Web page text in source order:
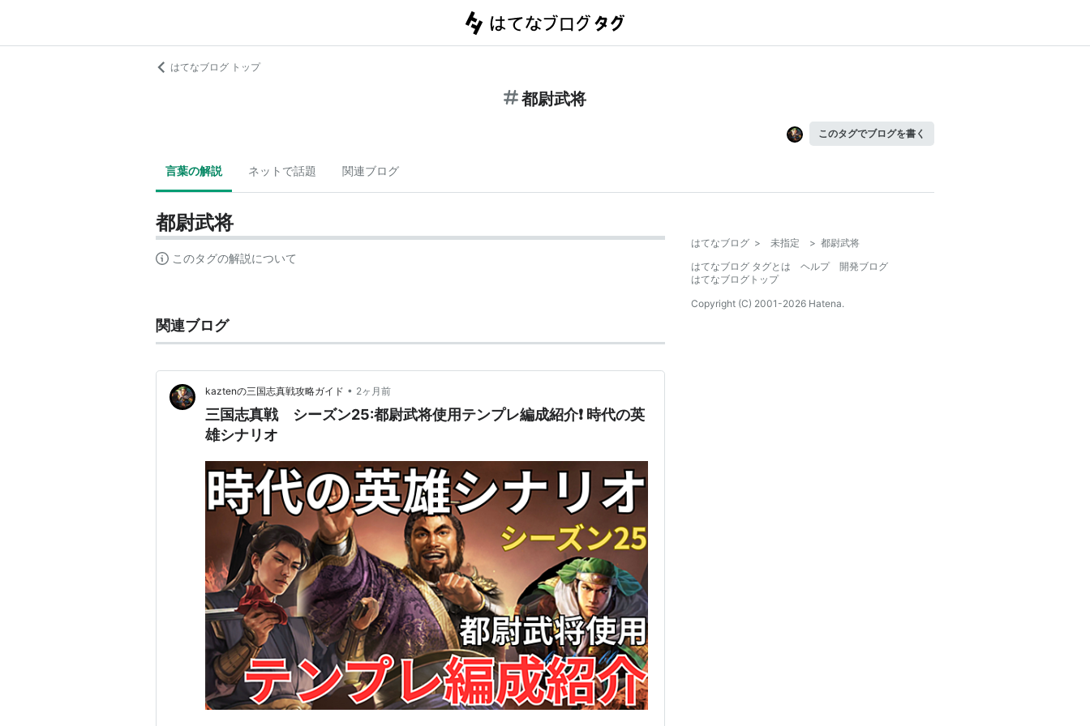
はてなブログ トップ
都尉武将
このタグでブログを書く
言葉の解説 ネットで話題 関連ブログ
都尉武将
このタグの解説について
関連ブログ
kaztenの三国志真戦攻略ガイド • 2ヶ月前
三国志真戦 シーズン25:都尉武将使用テンプレ編成紹介❗️ 時代の英
雄シナリオ
はてなブログ > 未指定 > 都尉武将
はてなブログ タグとは
ヘルプ
開発ブログ
はてなブログトップ
Copyright (C) 2001-2026 Hatena.